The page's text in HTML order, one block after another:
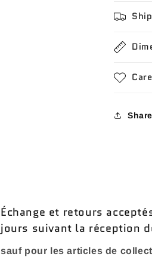
Share
Échange et retours
jours suivant la réception
sauf pour les articles de